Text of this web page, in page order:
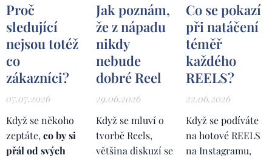
Proč
sledující
nejsou totéž
co
zákazníci?
07.07.2026
Když se někoho
zeptáte, co by si
přál od svých
Jak poznám,
že z nápadu
nikdy
nebude
dobré Reel
29.06.2026
Když se mluví o
tvorbě Reels,
většina diskuzí se
Co se pokazí
při natáčení
téměř
každého
REELS?
22.06.2026
Když se podíváte
na hotové REELS
na Instagramu,